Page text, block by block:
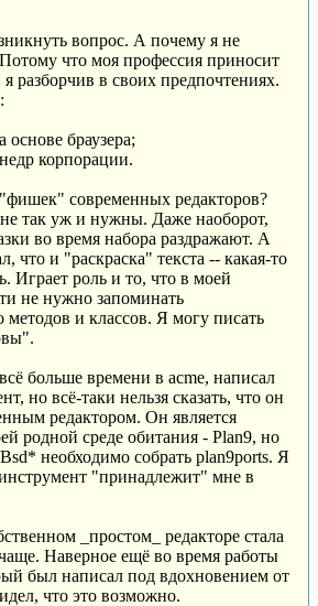
вопрос. А почему я не
что моя профессия приносит
разборчив в своих предпочтениях.
браузера;
корпорации.
современных редакторов?
так уж и нужны. Даже наоборот,
во время набора раздражают. А
что и "раскраска" текста -- какая-то
Играет роль и то, что в моей
не нужно запоминать
методов и классов. Я могу писать
больше времени в acme, написал
но всё-таки нельзя сказать, что он
редактором. Он является
родной среде обитания - Plan9, но
необходимо собрать plan9ports. Я
"принадлежит" мне в
_простом_ редакторе стала
Наверное ещё во время работы
был написал под вдохновением от
что это возможно.